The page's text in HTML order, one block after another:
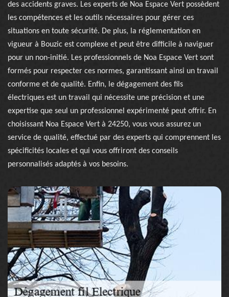
des accidents graves. Les experts de Noa Espace Vert possèdent
les compétences et les outils nécessaires pour gérer ces
situations en toute sécurité. De plus, la réglementation en
vigueur à Bouzic est complexe et peut être difficile à naviguer
pour un non-initié. Les professionnels de Noa Espace Vert sont
formés pour respecter ces normes, garantissant ainsi un travail
conforme et de qualité. Enfin, le dégagement des fils
électriques est un travail qui nécessite une précision et une
expertise que seul un professionnel expérimenté peut offrir. En
choisissant Noa Espace Vert à 24250, vous vous assurez un
service de qualité, effectué par des experts qui comprennent les
spécificités locales et qui vous offriront des conseils
personnalisés adaptés à vos besoins.